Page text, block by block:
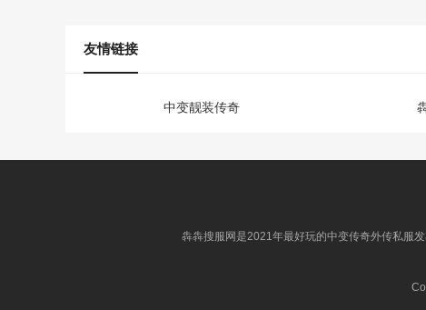
友情链接
中变靓装传奇
犇犇搜服网是2021年最好玩的中变传奇外传私服